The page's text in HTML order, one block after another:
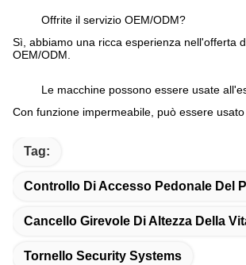
Offrite il servizio OEM/ODM?
Sì, abbiamo una ricca esperienza nell'offerta
OEM/ODM.
Le macchine possono essere usate
Con funzione impermeabile, può essere
Tag:
Controllo Di Accesso Pedonale Del
Cancello Girevole Di Altezza Della
Tornello Security Systems